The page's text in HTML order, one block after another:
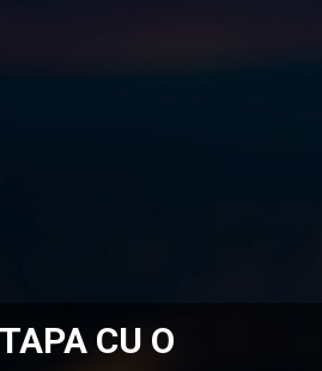
CU O